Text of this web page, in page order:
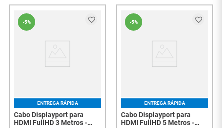
-5%
ENTREGA RÁPIDA
Cabo Displayport para
HDMI FullHD 3 Metros -
-5%
ENTREGA RÁPIDA
Cabo Displayport para
HDMI FullHD 5 Metros -